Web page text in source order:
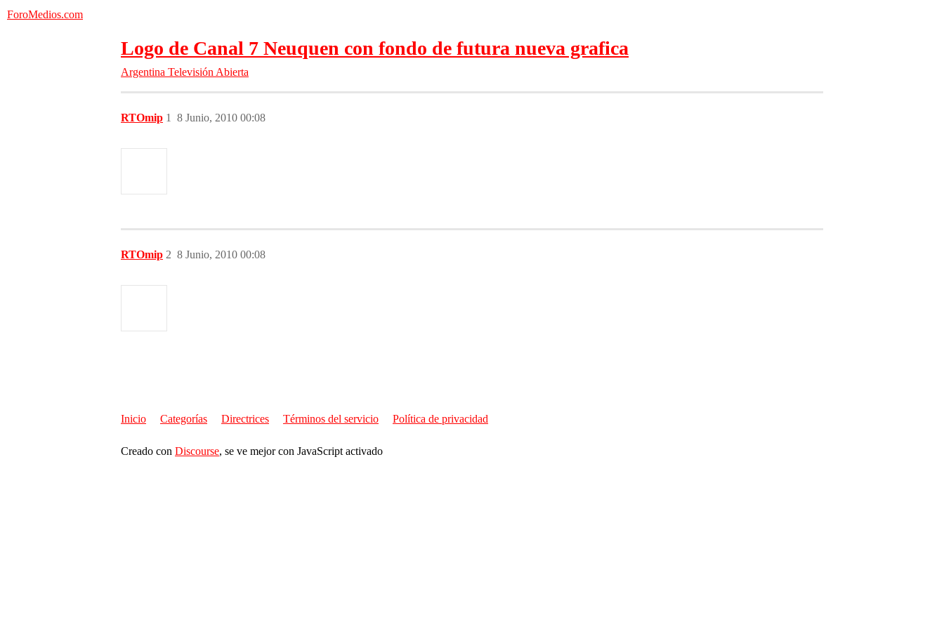
ForoMedios.com
Logo de Canal 7 Neuquen con fondo de futura nueva grafica
Argentina Televisión Abierta
RTOmip 8 Junio, 2010 00:08
1
RTOmip 8 Junio, 2010 00:08
2
Inicio Categorías Directrices Términos del servicio Política de privacidad
Creado con Discourse, se ve mejor con JavaScript activado